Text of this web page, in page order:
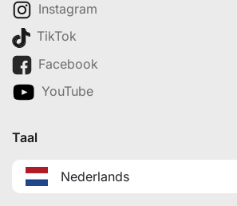
Instagram
TikTok
Facebook
YouTube
Taal
Nederlands